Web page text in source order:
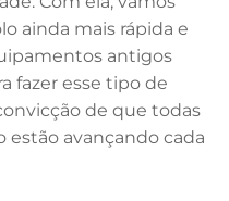
ainda mais rápida e
antigos
fazer esse tipo de
de que todas
estão avançando cada